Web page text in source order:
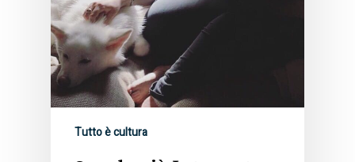
Tutto è cultura